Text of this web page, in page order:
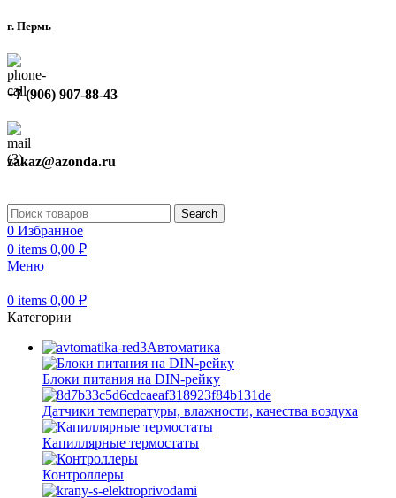
г. Пермь
+7 (906) 907-88-43
zakaz@azonda.ru
Search
0 Избранное
0 items 0,00 ₽
Меню
0 items 0,00 ₽
Категории
Автоматика
Блоки питания на DIN-рейку
Датчики температуры, влажности, качества воздуха
Капиллярные термостаты
Контроллеры